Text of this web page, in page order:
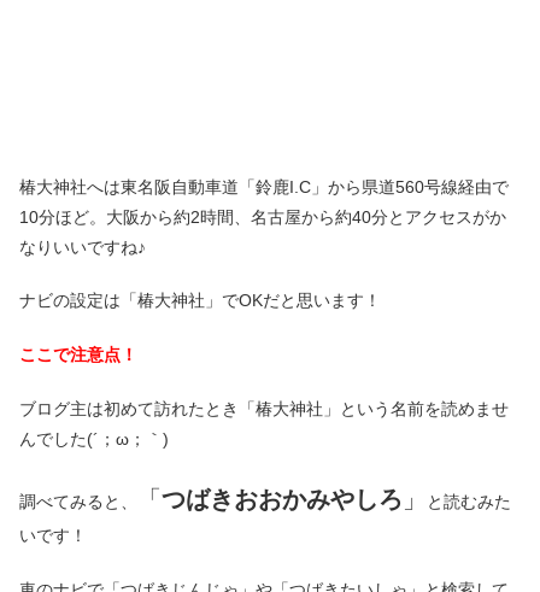
椿大神社へは東名阪自動車道「鈴鹿I.C」から県道560号線経由で
10分ほど。大阪から約2時間、名古屋から約40分とアクセスがか
なりいいですね♪
ナビの設定は「椿大神社」でOKだと思います！
ここで注意点！
ブログ主は初めて訪れたとき「椿大神社」という名前を読めませ
んでした(´；ω；｀)
調べてみると、 「 つばきおおかみやしろ 」
と読むみた
いです！